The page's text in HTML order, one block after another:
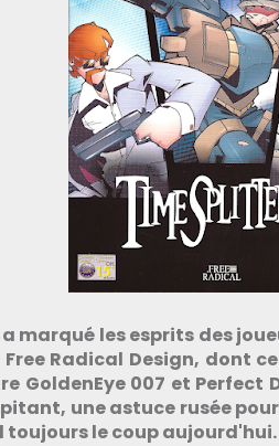
marqué les esprits des
Radical Design, dont
GoldenEye 007 et Perfect
une astuce rusée
le coup aujourd'hui.